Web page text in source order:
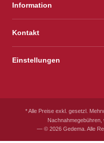
Information
Kontakt
Einstellungen
* Alle Preise exkl. gesetzl.
Nachnahmegebühren,
— © 2026 Gedema. Alle